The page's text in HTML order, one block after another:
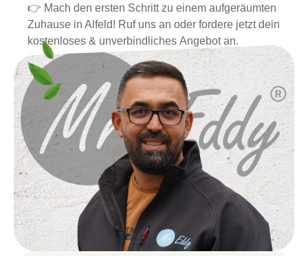
👉 Mach den ersten Schritt zu einem aufgeräumten
Zuhause in Alfeld! Ruf uns an oder fordere jetzt dein
kostenloses & unverbindliches Angebot an.